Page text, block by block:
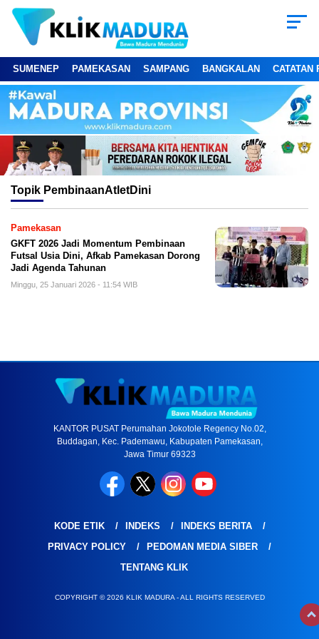
SUMENEP PAMEKASAN SAMPANG BANGKALAN CATATAN
Topik PembinaanAtletDini
Pamekasan
GKFT 2026 Jadi Momentum Pembinaan
Futsal Usia Dini, Afkab Pamekasan Dorong
Jadi Agenda Tahunan
Minggu, 25 Januari 2026 - 11:54 WIB
KANTOR PUSAT Perumahan Jokotole Regency No.02,
Buddagan, Kec. Pademawu, Kabupaten Pamekasan,
Jawa Timur 69323
KODE ETIK INDEKS
INDEKS BERITA
PRIVACY POLICY
PEDOMAN MEDIA SIBER
TENTANG KLIK
COPYRIGHT © 2026 KLIK MADURA - ALL RIGHTS RESERVED